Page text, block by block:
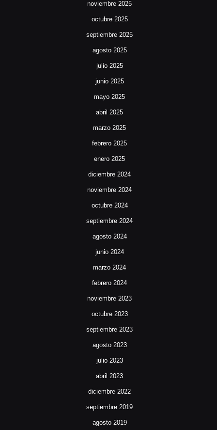
noviembre 2025
octubre 2025
septiembre 2025
agosto 2025
julio 2025
junio 2025
mayo 2025
abril 2025
marzo 2025
febrero 2025
enero 2025
diciembre 2024
noviembre 2024
octubre 2024
septiembre 2024
agosto 2024
junio 2024
marzo 2024
febrero 2024
noviembre 2023
octubre 2023
septiembre 2023
agosto 2023
julio 2023
abril 2023
diciembre 2022
septiembre 2019
agosto 2019